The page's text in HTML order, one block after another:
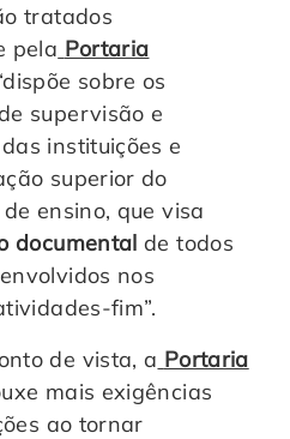
tratados
pela Portaria
sobre os
supervisão e
instituições e
superior do
ensino, que visa
documental de todos
nos
fim”.
de vista, a Portaria
mais exigências
ao tornar